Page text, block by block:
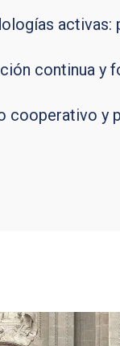
activas:
continua y
cooperativo y